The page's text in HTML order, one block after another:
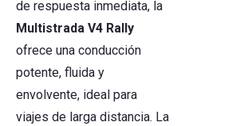
de respuesta inmediata, la
Multistrada V4 Rally
ofrece una conducción
potente, fluida y
envolvente, ideal para
viajes de larga distancia. La